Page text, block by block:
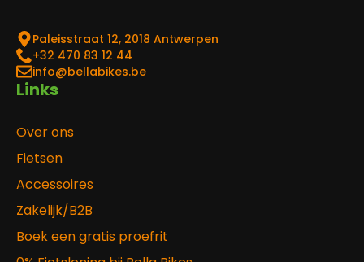
Paleisstraat 12, 2018 Antwerpen
‎+32 470 83 12 44
info@bellabikes.be
Links
Over ons
Fietsen
Accessoires
Zakelijk/B2B
Boek een gratis proefrit